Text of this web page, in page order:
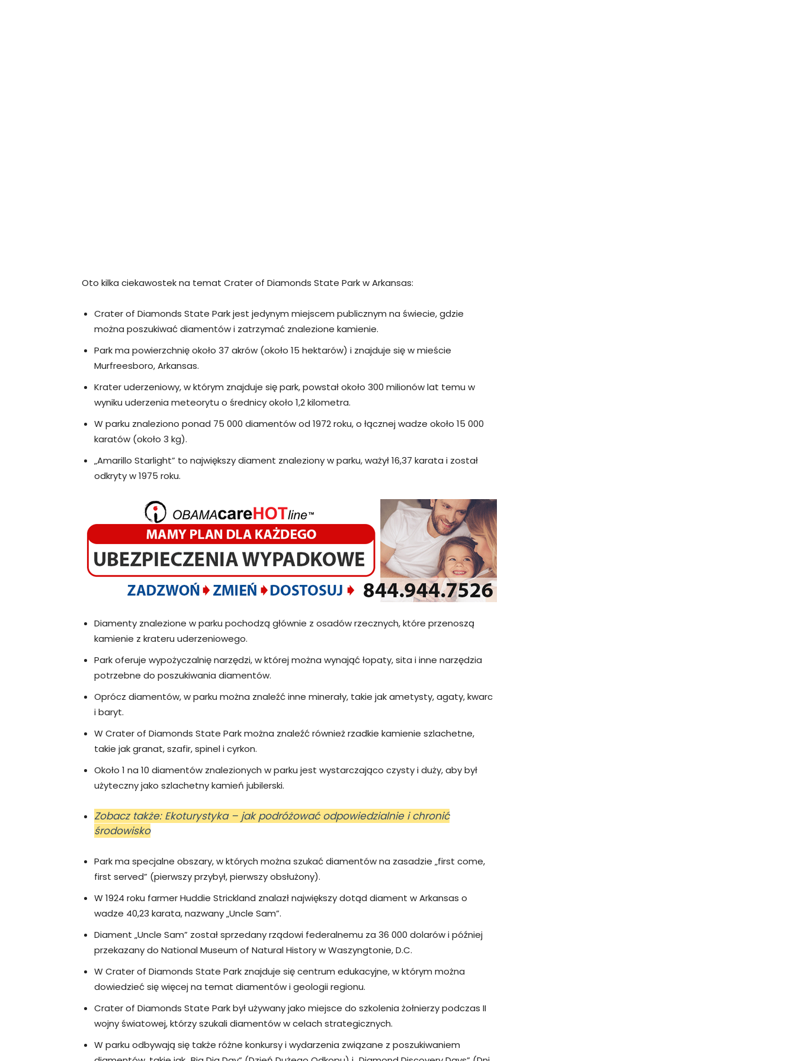
Oto kilka ciekawostek na temat Crater of Diamonds State Park w Arkansas:
Crater of Diamonds State Park jest jedynym miejscem publicznym na świecie, gdzie
można poszukiwać diamentów i zatrzymać znalezione kamienie.
Park ma powierzchnię około 37 akrów (około 15 hektarów) i znajduje się w mieście
Murfreesboro, Arkansas.
Krater uderzeniowy, w którym znajduje się park, powstał około 300 milionów lat temu w
wyniku uderzenia meteorytu o średnicy około 1,2 kilometra.
W parku znaleziono ponad 75 000 diamentów od 1972 roku, o łącznej wadze około 15 000
karatów (około 3 kg).
„Amarillo Starlight” to największy diament znaleziony w parku, ważył 16,37 karata i został
odkryty w 1975 roku.
Diamenty znalezione w parku pochodzą głównie z osadów rzecznych, które przenoszą
kamienie z krateru uderzeniowego.
Park oferuje wypożyczalnię narzędzi, w której można wynająć łopaty, sita i inne narzędzia
potrzebne do poszukiwania diamentów.
Oprócz diamentów, w parku można znaleźć inne minerały, takie jak ametysty, agaty, kwarc
i baryt.
W Crater of Diamonds State Park można znaleźć również rzadkie kamienie szlachetne,
takie jak granat, szafir, spinel i cyrkon.
Około 1 na 10 diamentów znalezionych w parku jest wystarczająco czysty i duży, aby był
użyteczny jako szlachetny kamień jubilerski.
Zobacz także: Ekoturystyka – jak podróżować odpowiedzialnie i chronić
środowisko
Park ma specjalne obszary, w których można szukać diamentów na zasadzie „first come,
first served” (pierwszy przybył, pierwszy obsłużony).
W 1924 roku farmer Huddie Strickland znalazł największy dotąd diament w Arkansas o
wadze 40,23 karata, nazwany „Uncle Sam”.
Diament „Uncle Sam” został sprzedany rządowi federalnemu za 36 000 dolarów i później
przekazany do National Museum of Natural History w Waszyngtonie, D.C.
W Crater of Diamonds State Park znajduje się centrum edukacyjne, w którym można
dowiedzieć się więcej na temat diamentów i geologii regionu.
Crater of Diamonds State Park był używany jako miejsce do szkolenia żołnierzy podczas II
wojny światowej, którzy szukali diamentów w celach strategicznych.
W parku odbywają się także różne konkursy i wydarzenia związane z poszukiwaniem